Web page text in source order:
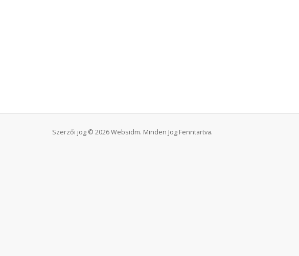
Szerzői jog © 2026 Websidm. Minden Jog Fenntartva.